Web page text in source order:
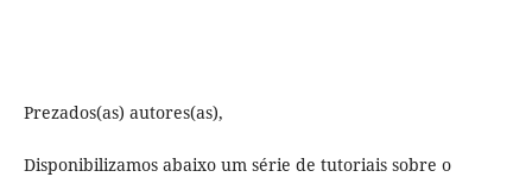
Prezados(as) autores(as),
Disponibilizamos abaixo um série de tutoriais sobre o